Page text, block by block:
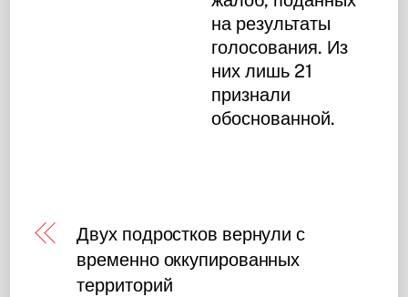
на результаты
голосования. Из
них лишь 21
признали
обоснованной.
Двух подростков вернули с
временно оккупированных
территорий